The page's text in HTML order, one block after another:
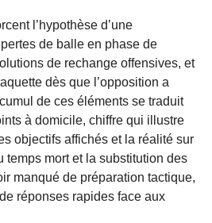
l’hypothèse d’une
de balle en phase de
de rechange offensives, et
dès que l’opposition a
de ces éléments se traduit
à domicile, chiffre qui illustre
objectifs affichés et la réalité sur
temps mort et la substitution des
manqué de préparation tactique,
réponses rapides face aux